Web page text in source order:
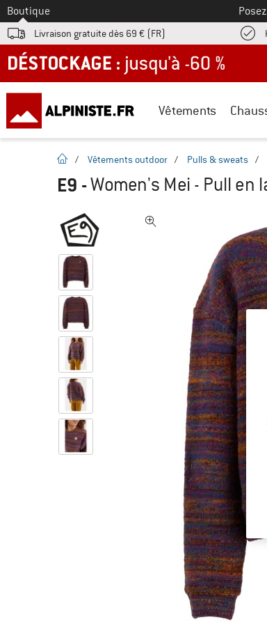
Vers le
Boutique
Livraison gratuite dès 69 € (FR)
DÉSTOCKAGE : jusqu'à -60 %
Vêtements
Page d'accueil
/ Vêtements outdoor / Pulls & sweats /
E9 -Women's Mei - Pull en